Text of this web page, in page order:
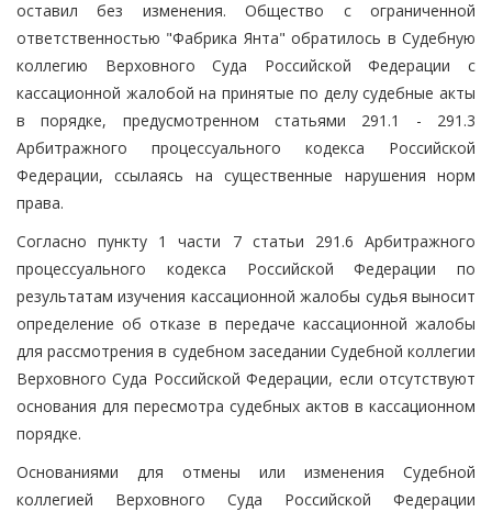
оставил без изменения. Общество с ограниченной
ответственностью "Фабрика Янта" обратилось в Судебную
коллегию Верховного Суда Российской Федерации с
кассационной жалобой на принятые по делу судебные акты
в порядке, предусмотренном статьями 291.1 - 291.3
Арбитражного процессуального кодекса Российской
Федерации, ссылаясь на существенные нарушения норм
права.
Согласно пункту 1 части 7 статьи 291.6 Арбитражного
процессуального кодекса Российской Федерации по
результатам изучения кассационной жалобы судья выносит
определение об отказе в передаче кассационной жалобы
для рассмотрения в судебном заседании Судебной коллегии
Верховного Суда Российской Федерации, если отсутствуют
основания для пересмотра судебных актов в кассационном
порядке.
Основаниями для отмены или изменения Судебной
коллегией Верховного Суда Российской Федерации